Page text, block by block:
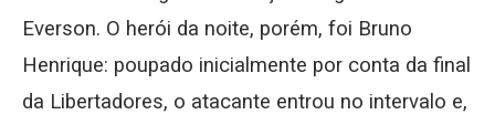
Everson. O herói da noite, porém, foi Bruno
Henrique: poupado inicialmente por conta da final
da Libertadores, o atacante entrou no intervalo e,